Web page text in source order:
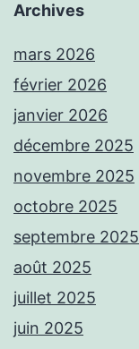
Archives
mars 2026
février 2026
janvier 2026
décembre 2025
novembre 2025
octobre 2025
septembre 2025
août 2025
juillet 2025
juin 2025